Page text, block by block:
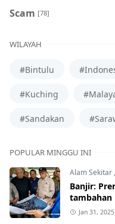
Scam [78]
WILAYAH
#Bintulu
#Kuching
#Sandakan
POPULAR MINGGU INI
Alam Sekitar ,
Banjir:
tambahan
Jan 31, 2025